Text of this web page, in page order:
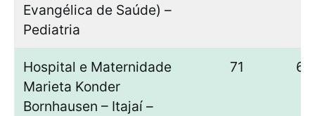
Evangélica de Saúde) –
Pediatria
Hospital e Maternidade
Marieta Konder
Bornhausen – Itajaí –
71 62